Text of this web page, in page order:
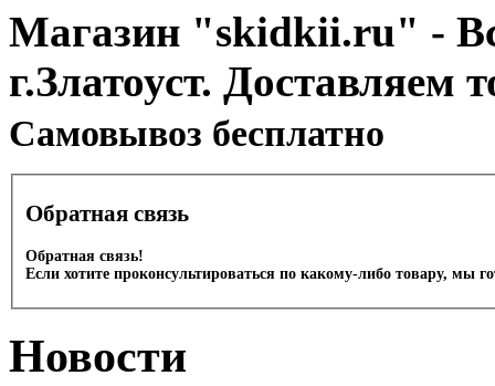
Магазин "skidkii.ru" -
г.Златоуст.
Cамовывоз бесплатно
Обратная связь
Обратная связь!
Если хотите проконсультироваться по какому-либо товару, мы
Новости